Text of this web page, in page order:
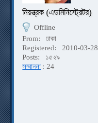
নিয়ন্ত্রক (এডমিনিস্ট্রেটর)
Offline
From:
ঢাকা
Registered:
2010-03-28
Posts:
১৫২৯
সম্মাননা : 24